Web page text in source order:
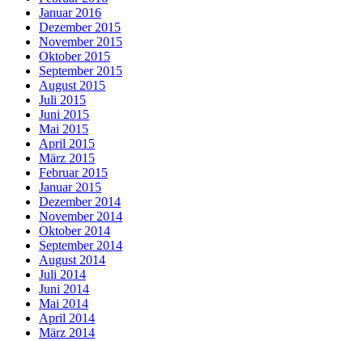
Januar 2016
Dezember 2015
November 2015
Oktober 2015
September 2015
August 2015
Juli 2015
Juni 2015
Mai 2015
April 2015
März 2015
Februar 2015
Januar 2015
Dezember 2014
November 2014
Oktober 2014
September 2014
August 2014
Juli 2014
Juni 2014
Mai 2014
April 2014
März 2014